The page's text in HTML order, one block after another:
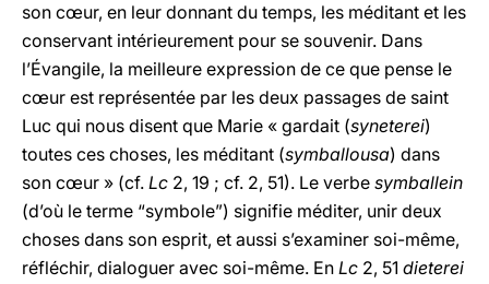
son cœur, en leur donnant du temps, les méditant et les
conservant intérieurement pour se souvenir. Dans
l’Évangile, la meilleure expression de ce que pense le
cœur est représentée par les deux passages de saint
Luc qui nous disent que Marie « gardait (syneterei)
toutes ces choses, les méditant (symballousa) dans
son cœur » (cf. Lc 2, 19 ; cf. 2, 51). Le verbe symballein
(d’où le terme “symbole”) signifie méditer, unir deux
choses dans son esprit, et aussi s’examiner soi-même,
réfléchir, dialoguer avec soi-même. En Lc 2, 51 dieterei